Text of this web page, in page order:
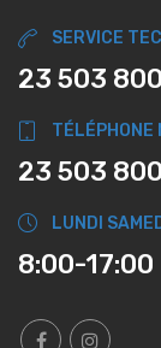
SERVICE
23 503 800
TÉLÉPHONE
23 503 800
LUNDI
8:00-17:00